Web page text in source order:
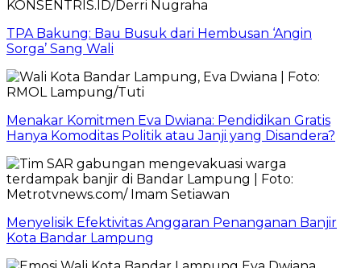
TPA Bakung: Bau Busuk dari Hembusan ‘Angin
Sorga’ Sang Wali
Menakar Komitmen Eva Dwiana: Pendidikan Gratis
Hanya Komoditas Politik atau Janji yang Disandera?
Menyelisik Efektivitas Anggaran Penanganan Banjir
Kota Bandar Lampung